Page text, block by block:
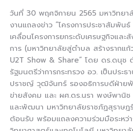
วันที่ 30 พฤศจิกายน 2565 มหาวิทยา
งานแถลงข่าว “โครงการประชาสัมพัน
เคลื่อนโครงการยกระดับเศรษฐกิจแล
การ (มหาวิทยาลัยสู่ตำบล สร้างรากแก้
U2T Show & Share” โดย ดร.ดนุช
รัฐมนตรีว่าการกระทรวง อว. เป็นประ
ปราชญ์ วุฒิจันทร์ รองอธิการบดีฝ่าย
ข่ายสังคม และ ผศ.ดร.นรา พงษ์พานิช
และพัฒนา มหาวิทยาลัยราชภัฏสุราษฎ
ต้อนรับ พร้อมแถลงความร่วมมือระหว่